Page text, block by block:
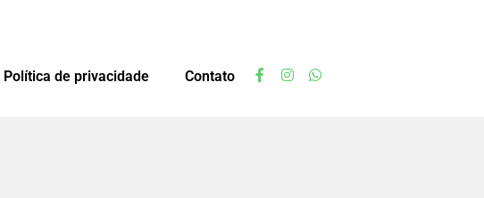
Política de privacidade Contato